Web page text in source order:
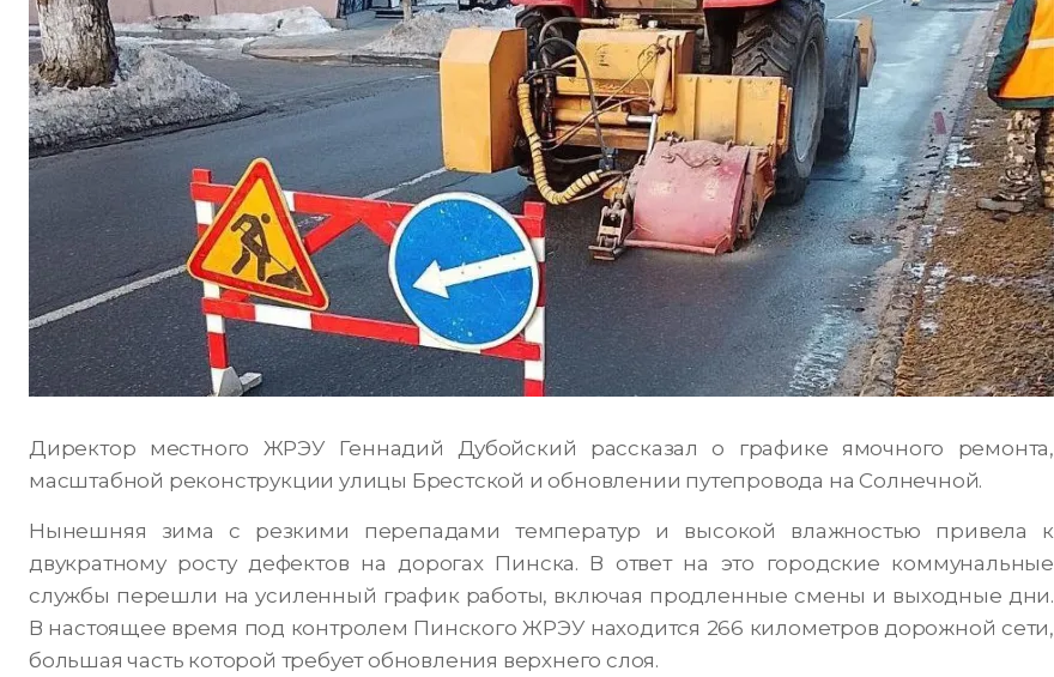
Директор местного ЖРЭУ Геннадий Дубойский рассказал о графике ямочного ремонта,
масштабной реконструкции улицы Брестской и обновлении путепровода на Солнечной.
Нынешняя зима с резкими перепадами температур и высокой влажностью привела к
двукратному росту дефектов на дорогах Пинска. В ответ на это городские коммунальные
службы перешли на усиленный график работы, включая продленные смены и выходные дни.
В настоящее время под контролем Пинского ЖРЭУ находится 266 километров дорожной сети,
большая часть которой требует обновления верхнего слоя.